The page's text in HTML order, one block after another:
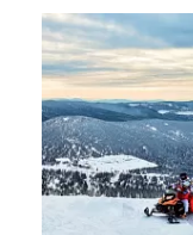
Что
О регионе
Коллекция
Другие